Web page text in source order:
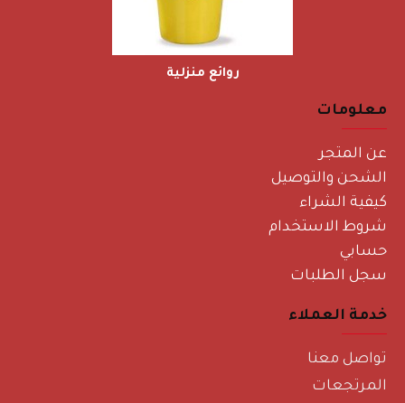
روائع منزلية
معلومات
عن المتجر
الشحن والتوصيل
كيفية الشراء
شروط الاستخدام
حسابي
سجل الطلبات
خدمة العملاء
تواصل معنا
المرتجعات